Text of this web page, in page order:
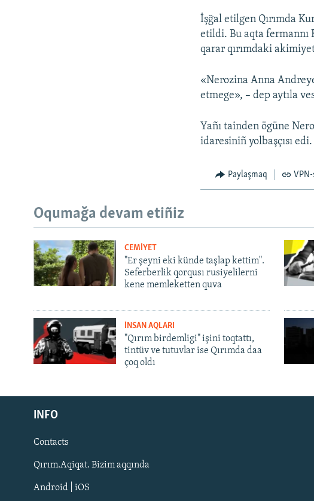
Русский
Українською
QOŞULIÑIZ!
İşğal etilgen Qırımda
etildi. Bu aqta fermannı
qarar qırımdaki
«Nerozina Anna
etmege», – dep aytıla
Yañı tainden ögüne
idaresiniñ yolbaşçısı edi.
Paylaşmaq
Oqumağa devam etiñiz
CEMİYET
"Er şeyni eki künde taşlap kettim".
Seferberlik qorqusı rusiyelilerni
kene memleketten quva
İNSAN AQLARI
"Qırım birdemligi" işini toqtattı,
tintüv ve tutuvlar ise Qırımda daa
çoq oldı
INFO
Contacts
Qırım.Aqiqat. Bizim aqqında
Android | iOS